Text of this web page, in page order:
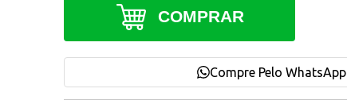
COMPRAR
Compre Pelo WhatsApp